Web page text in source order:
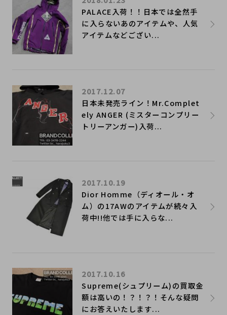
PALACE入荷！！日本では全然手
に入らないあのアイテムや、人気
アイテムなどござい...
日本未発売ライン！Mr.Complet
ely ANGER (ミスターコンプリー
トリーアンガー)入荷...
2017.12.07
Dior Homme（ディオール・オ
ム）の17AWのアイテムが続々入
荷中!!他では手に入らな...
2017.10.19
Supreme(シュプリーム)の買取金
額は高いの！？！？！そんな疑問
にお答えいたします...
2017.10.16